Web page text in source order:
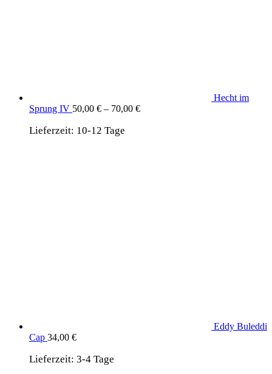
Hecht im
Sprung IV 50,00 € – 70,00 €
Lieferzeit: 10-12 Tage
Eddy Buleddi
Cap 34,00 €
Lieferzeit: 3-4 Tage